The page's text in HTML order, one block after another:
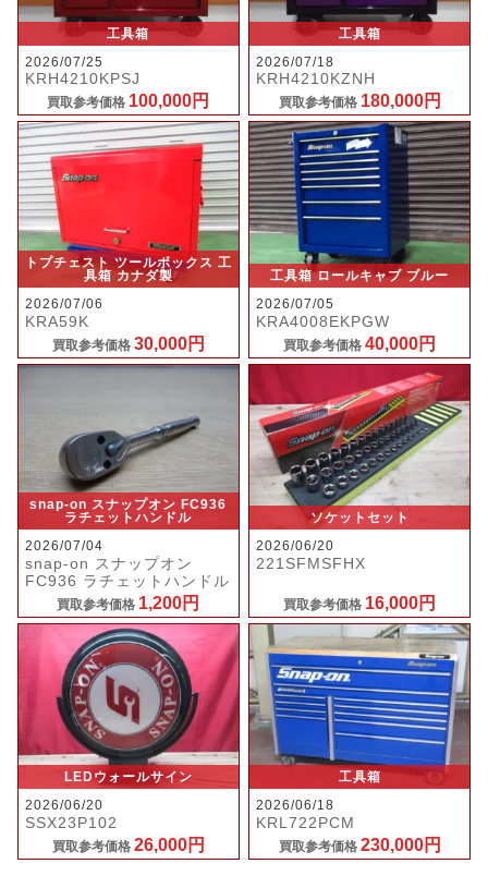
工具箱
2026/07/25
KRH4210KPSJ
買取参考価格 100,000円
工具箱
2026/07/18
KRH4210KZNH
買取参考価格 180,000円
トプチェスト ツールボックス 工
具箱 カナダ製
2026/07/06
KRA59K
買取参考価格 30,000円
工具箱 ロールキャブ ブルー
2026/07/05
KRA4008EKPGW
買取参考価格40,000円
snap-on スナップオン FC936
ラチェットハンドル
2026/07/04
snap-on スナップオン
FC936 ラチェットハンドル
買取参考価格 1,200円
ソケットセット
2026/06/20
221SFMSFHX
買取参考価格 16,000円
LEDウォールサイン
2026/06/20
SSX23P102
買取参考価格 26,000円
工具箱
2026/06/18
KRL722PCM
買取参考価格 230,000円